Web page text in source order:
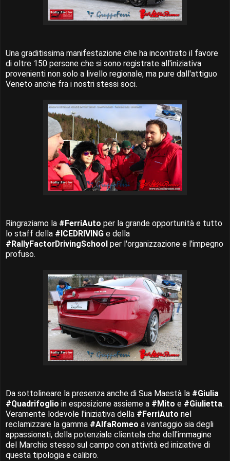
Una graditissima manifestazione che ha incontrato il favore
di oltre 150 persone che si sono registrate all'iniziativa
provenienti non solo a livello regionale, ma pure dall'attiguo
Veneto anche fra i nostri stessi soci.
Ringraziamo la #FerriAuto per la grande opportunità e tutto
lo staff della #ICEDRIVING e della
#RallyFactorDrivingSchool per l'organizzazione e l'impegno
profuso.
Da sottolineare la presenza anche di Sua Maestà la #Giulia
#Quadrifoglio in esposizione assieme a #Mito e #Giulietta.
Veramente lodevole l'iniziativa della #FerriAuto nel
reclamizzare la gamma #AlfaRomeo a vantaggio sia degli
appassionati, della potenziale clientela che dell'immagine
del Marchio stesso sul campo con attività ed iniziative di
questa tipologia e calibro.